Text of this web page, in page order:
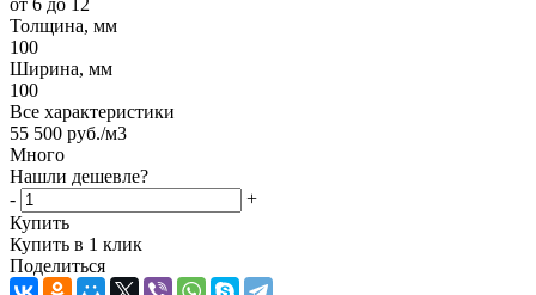
Толщина, мм
100
Ширина, мм
100
Все характеристики
55 500 руб./м3
Много
Нашли дешевле?
-
+
Купить
Купить в 1 клик
Поделиться